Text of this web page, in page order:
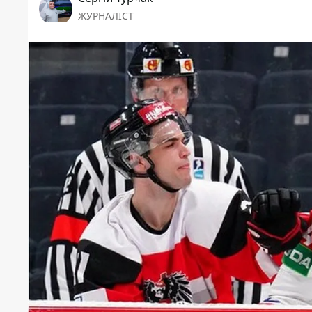
ЖУРНАЛІСТ